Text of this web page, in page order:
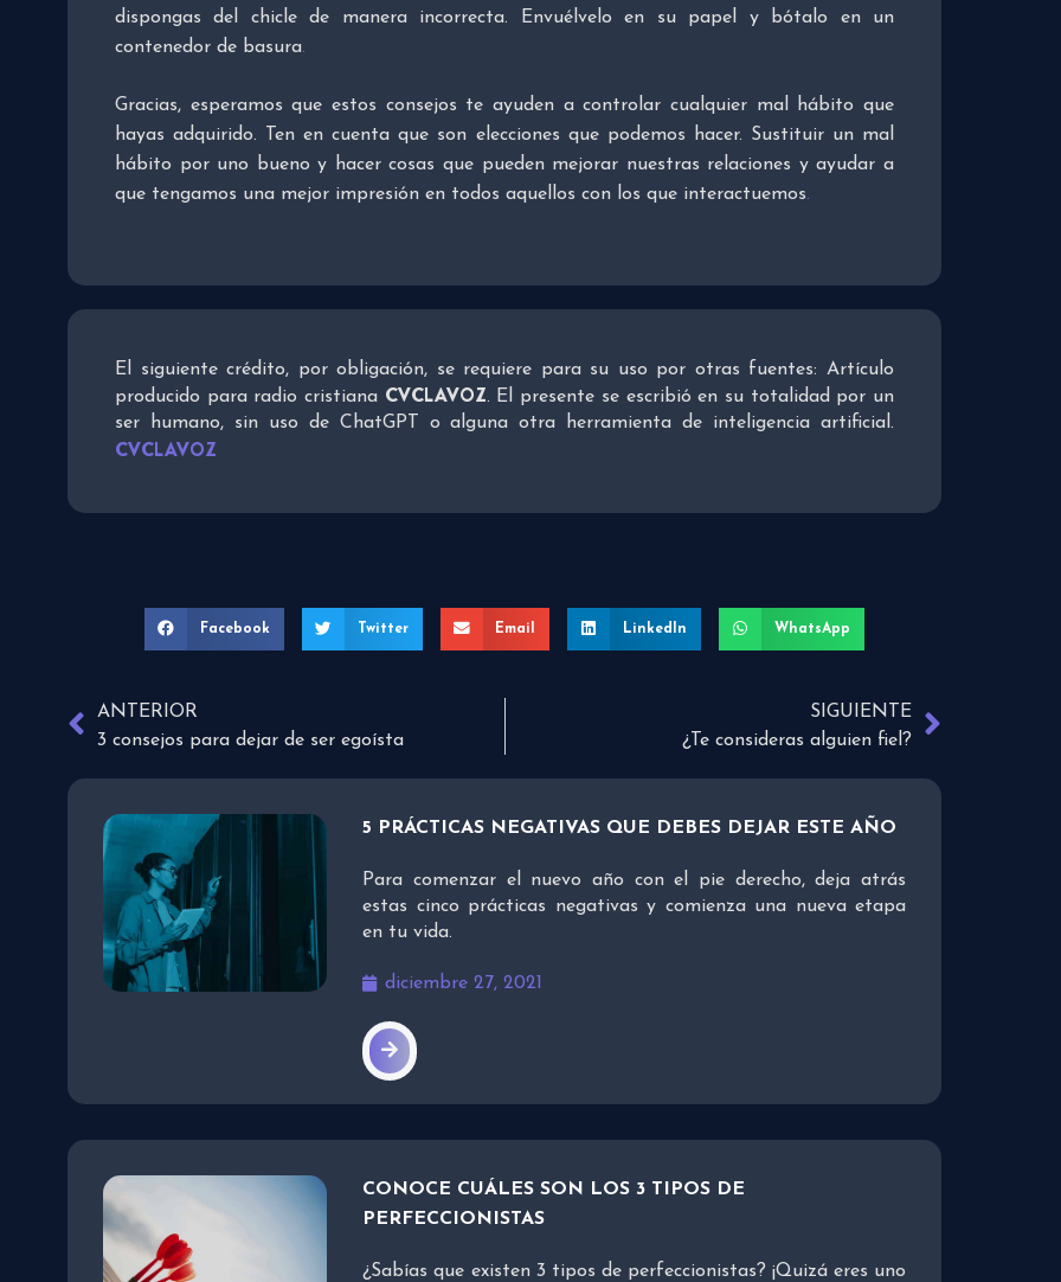
dispongas del chicle de manera incorrecta. Envuélvelo en su papel y bótalo en un
contenedor de basura.
Gracias, esperamos que estos consejos te ayuden a controlar cualquier mal hábito que
hayas adquirido. Ten en cuenta que son elecciones que podemos hacer. Sustituir un mal
hábito por uno bueno y hacer cosas que pueden mejorar nuestras relaciones y ayudar a
que tengamos una mejor impresión en todos aquellos con los que interactuemos.
El siguiente crédito, por obligación, se requiere para su uso por otras fuentes: Artículo
producido para radio cristiana CVCLAVOZ. El presente se escribió en su totalidad por un
ser humano, sin uso de ChatGPT o alguna otra herramienta de inteligencia artificial.
CVCLAVOZ
Facebook Twitter Email LinkedIn WhatsApp
ANTERIOR
3 consejos para dejar de ser egoísta
SIGUIENTE
¿Te consideras alguien fiel?
5 PRÁCTICAS NEGATIVAS QUE DEBES DEJAR ESTE AÑO
Para comenzar el nuevo año con el pie derecho, deja atrás
estas cinco prácticas negativas y comienza una nueva etapa
en tu vida.
diciembre 27, 2021
CONOCE CUÁLES SON LOS 3 TIPOS DE
PERFECCIONISTAS
¿Sabías que existen 3 tipos de perfeccionistas? ¡Quizá eres uno